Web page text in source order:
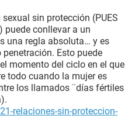
sin protección (PUES
puede conllevar a un
una regla absoluta… y es
Esto puede
momento del ciclo en el que
todo cuando la mujer es
los llamados ¨días fértiles
relaciones-sin-proteccion-